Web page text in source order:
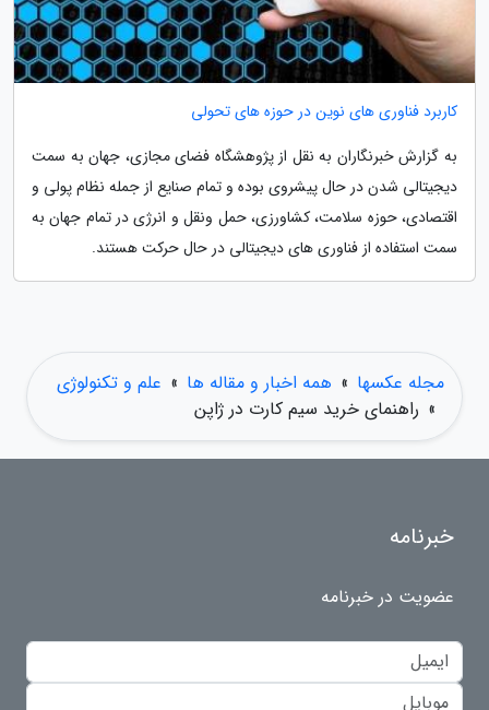
کاربرد فناوری های نوین در حوزه های تحولی
به گزارش خبرنگاران به نقل از پژوهشگاه فضای مجازی، جهان به سمت
دیجیتالی شدن در حال پیشروی بوده و تمام صنایع از جمله نظام پولی و
اقتصادی، حوزه سلامت، کشاورزی، حمل ونقل و انرژی در تمام جهان به
سمت استفاده از فناوری های دیجیتالی در حال حرکت هستند.
مجله عکسها » همه اخبار و مقاله ها » علم و تکنولوژی
» راهنمای خرید سیم کارت در ژاپن
خبرنامه
عضویت در خبرنامه